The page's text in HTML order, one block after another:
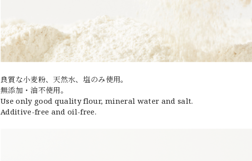
良質な小麦粉、天然水、塩のみ使用。
無添加・油不使用。
Use only good quality flour, mineral water and salt.
Additive-free and oil-free.